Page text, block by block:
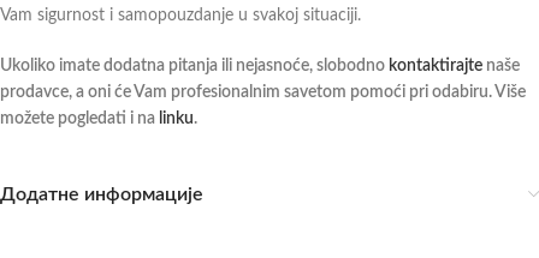
Vam sigurnost i samopouzdanje u svakoj situaciji.
Ukoliko imate dodatna pitanja ili nejasnoće, slobodno kontaktirajte naše
prodavce, a oni će Vam profesionalnim savetom pomoći pri odabiru. Više
možete pogledati i na linku.
Додатне информације